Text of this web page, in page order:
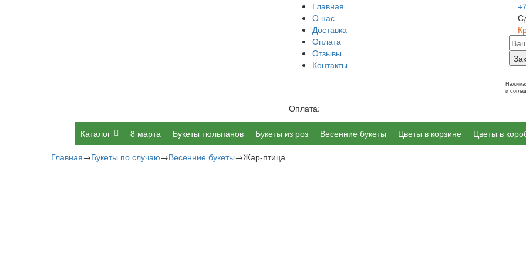
Главная
О нас
Доставка
Оплата
Отзывы
Контакты
Оплата:
и
Каталог 8 марта Букеты тюльпанов Букеты из роз Весенние букеты Цветы в корзине
Цветы в
Главная→Букеты по случаю→Весенние букеты→Жар-птица